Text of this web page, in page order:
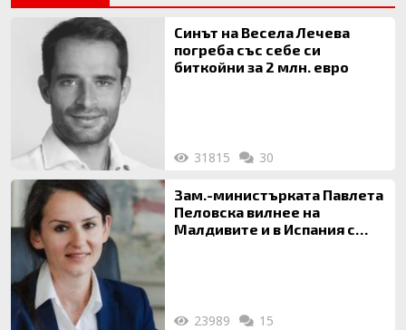
Синът на Весела Лечева
погреба със себе си
биткойни за 2 млн. евро
31815 30
Зам.-министърката Павлета
Пеловска вилнее на
Малдивите и в Испания с
23989 15